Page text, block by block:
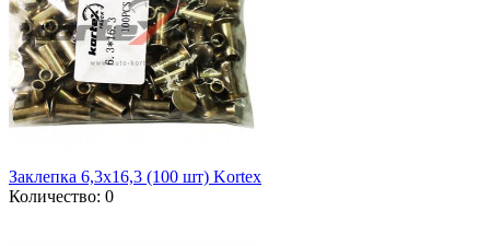
Заклепка 6,3x16,3 (100 шт) Kortex
Количество: 0